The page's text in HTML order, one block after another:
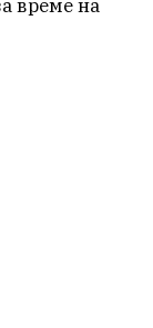
време на